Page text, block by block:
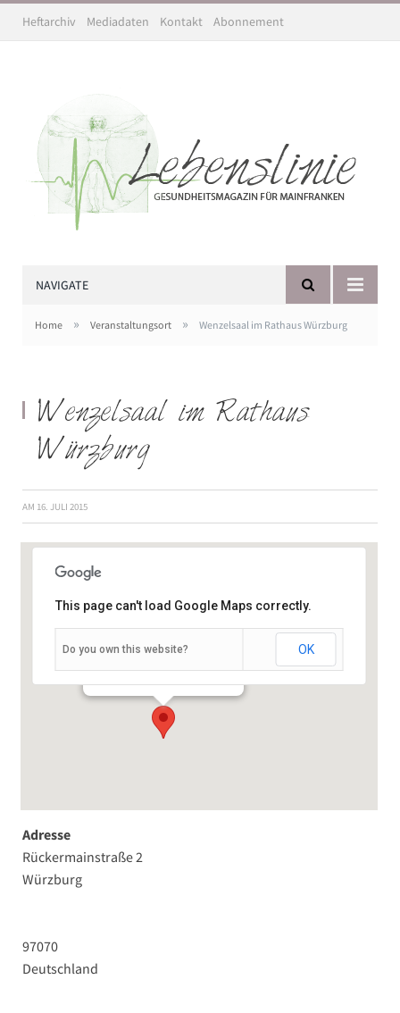
Heftarchiv Mediadaten Kontakt Abonnement
NAVIGATE
Home » Veranstaltungsort » Wenzelsaal im Rathaus Würzburg
Wenzelsaal im Rathaus
Würzburg
AM 16. JULI 2015
Veranstaltungen
This page can't load Google Maps correctly.
Do you own this website? OK
Adresse
Rückermainstraße 2
Würzburg
97070
Deutschland